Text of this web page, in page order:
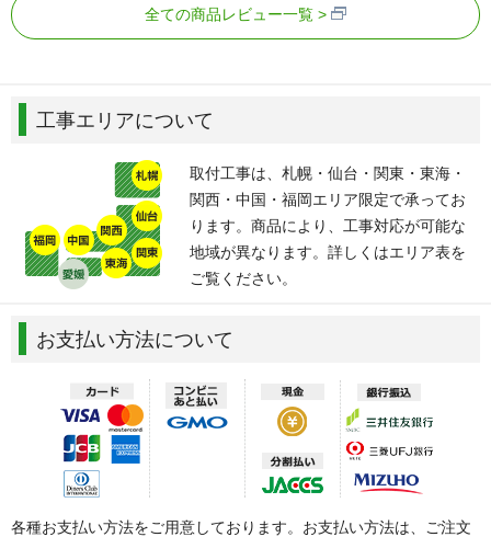
全ての商品レビュー一覧
工事エリアについて
取付工事は、札幌・仙台・関東・東海・
関西・中国・福岡エリア限定で承ってお
ります。商品により、工事対応が可能な
地域が異なります。詳しくはエリア表を
ご覧ください。
お支払い方法について
各種お支払い方法をご用意しております。お支払い方法は、ご注文